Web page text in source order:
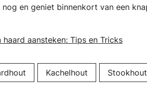
nog en geniet binnenkort van een
haard aansteken: Tips en Tricks
Kachelhout Stookhout